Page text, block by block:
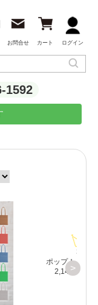
お問合せ カート ログイン
1592
！トートライト
円（税込）
>